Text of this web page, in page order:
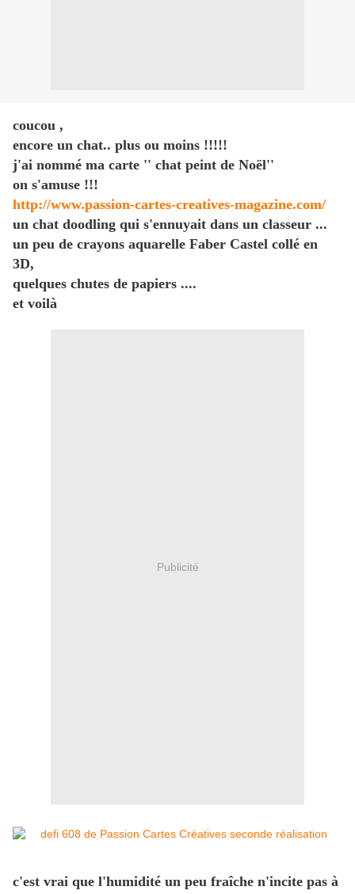
coucou ,
encore un chat.. plus ou moins !!!!!
j'ai nommé ma carte '' chat peint de Noël''
on s'amuse !!!
http://www.passion-cartes-creatives-magazine.com/
un chat doodling qui s'ennuyait dans un classeur ...
un peu de crayons aquarelle Faber Castel collé en
3D,
quelques chutes de papiers ....
et voilà
Publicité
c'est vrai que l'humidité un peu fraîche n'incite pas à